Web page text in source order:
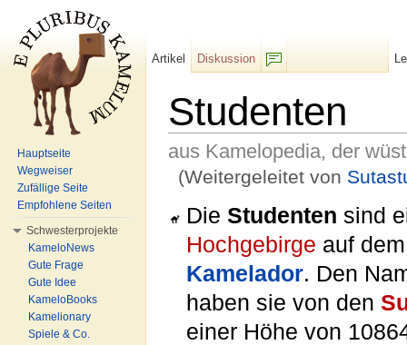
Studenten
aus Kamelopedia, der
(Weitergeleitet von
DieStudenten sind
Hochgebirge auf
Kamelador. Den
haben sie von den
einer Höhe von
Artikel
Diskussion
Hauptseite
Wegweiser
Zufällige Seite
Empfohlene Seiten
Schwesterprojekte
KameloNews
Gute Frage
Gute Idee
KameloBooks
Kamelionary
Spiele & Co.